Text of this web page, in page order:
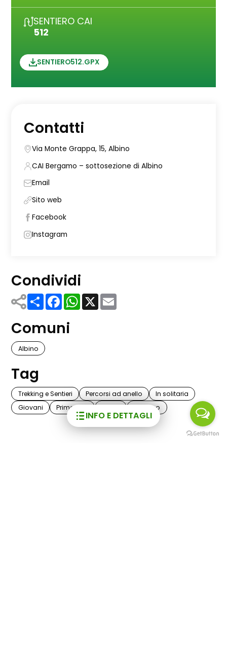
INFO E DETTAGLI
SENTIERO CAI
512
SENTIERO512.GPX
Contatti
Via Monte Grappa, 15, Albino
CAI Bergamo – sottosezione di Albino
Email
Sito web
Facebook
Instagram
Condividi
ShareFacebook
WhatsApp
X
Comuni
Albino
Tag
Trekking e Sentieri Percorsi ad anello
In solitaria
Giovani
Primavera Estate Autunno